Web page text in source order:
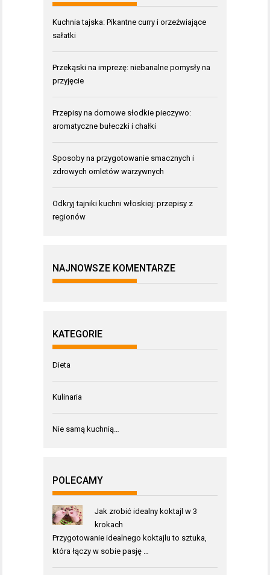
Kuchnia tajska: Pikantne curry i orzeźwiające
sałatki
Przekąski na imprezę: niebanalne pomysły na
przyjęcie
Przepisy na domowe słodkie pieczywo:
aromatyczne bułeczki i chałki
Sposoby na przygotowanie smacznych i
zdrowych omletów warzywnych
Odkryj tajniki kuchni włoskiej: przepisy z
regionów
NAJNOWSZE KOMENTARZE
KATEGORIE
Dieta
Kulinaria
Nie samą kuchnią…
POLECAMY
Jak zrobić idealny koktajl w 3
krokach
Przygotowanie idealnego koktajlu to sztuka,
która łączy w sobie pasję …